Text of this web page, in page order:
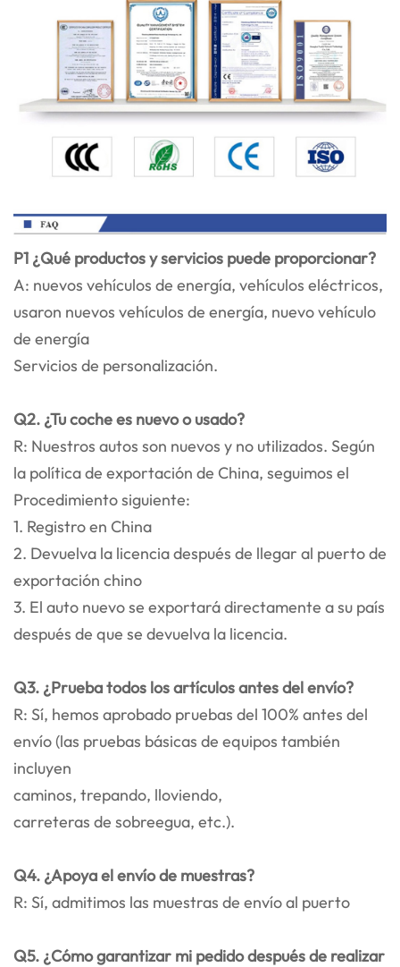
P1 ¿Qué productos y servicios puede proporcionar?
A: nuevos vehículos de energía, vehículos eléctricos,
usaron nuevos vehículos de energía, nuevo vehículo
de energía
Servicios de personalización.
Q2. ¿Tu coche es nuevo o usado?
R: Nuestros autos son nuevos y no utilizados. Según
la política de exportación de China, seguimos el
Procedimiento siguiente:
1. Registro en China
2. Devuelva la licencia después de llegar al puerto de
exportación chino
3. El auto nuevo se exportará directamente a su país
después de que se devuelva la licencia.
Q3. ¿Prueba todos los artículos antes del envío?
R: Sí, hemos aprobado pruebas del 100% antes del
envío (las pruebas básicas de equipos también
incluyen
caminos, trepando, lloviendo,
carreteras de sobreegua, etc.).
Q4. ¿Apoya el envío de muestras?
R: Sí, admitimos las muestras de envío al puerto
Q5. ¿Cómo garantizar mi pedido después de realizar